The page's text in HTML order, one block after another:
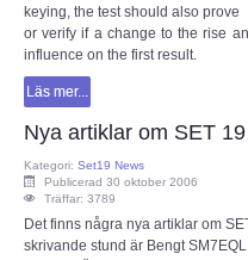
keying, the test should also prove
or verify if a change to the rise
influence on the first result.
Läs mer...
Nya artiklar om SET 19
Kategori: Set19 News
Publicerad 30 oktober 2006
Träffar: 3789
Det finns några nya artiklar om
skrivande stund är Bengt